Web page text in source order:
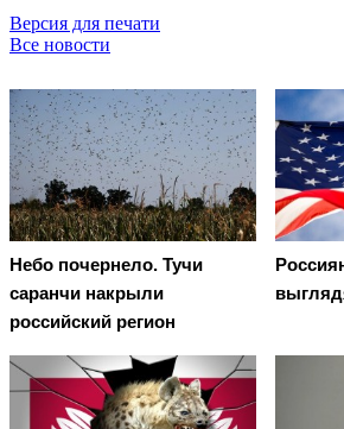
Версия для печати
Все новости
Небо почернело. Тучи
саранчи накрыли
российский регион